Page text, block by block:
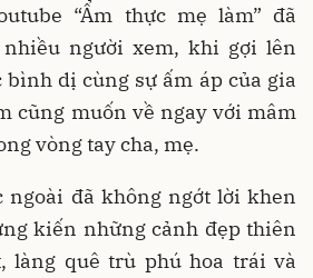
“Ẩm thực mẹ làm” đã
người xem, khi gợi lên
dị cùng sự ấm áp của gia
cũng muốn về ngay với mâm
vòng tay cha, mẹ.
ngoài đã không ngớt lời khen
kiến những cảnh đẹp thiên
làng quê trù phú hoa trái và